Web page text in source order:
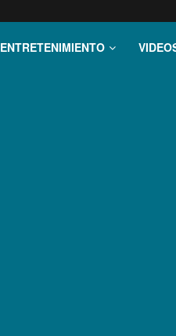
ENTRETENIMIENTO